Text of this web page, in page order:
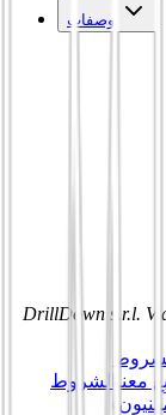
وصفات
DrillDown s.r.l.
معنا
الشروط